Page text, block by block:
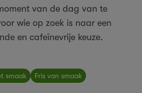
van de dag van te
wie op zoek is naar een
en cafeïnevrije keuze.
smaak Fris van smaak